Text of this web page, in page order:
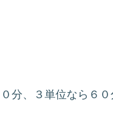
分、３単位なら６０